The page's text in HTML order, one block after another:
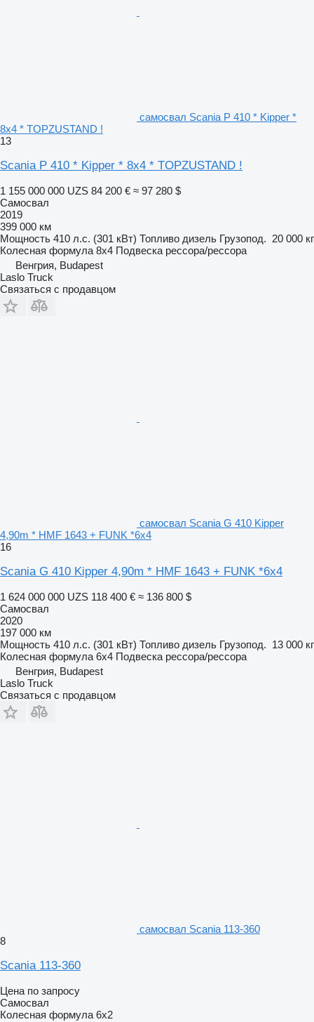
самосвал Scania P 410 * Kipper *
8x4 * TOPZUSTAND !
13
Scania P 410 * Kipper * 8x4 * TOPZUSTAND !
1 155 000 000 UZS 84 200 € ≈ 97 280 $
Самосвал
2019
399 000 км
Мощность 410 л.с. (301 кВт) Топливо дизель Грузопод. 20 000 кг
Колесная формула 8x4 Подвеска рессора/рессора
Венгрия, Budapest
Laslo Truck
Связаться с продавцом
самосвал Scania G 410 Kipper
4,90m * HMF 1643 + FUNK *6x4
16
Scania G 410 Kipper 4,90m * HMF 1643 + FUNK *6x4
1 624 000 000 UZS 118 400 € ≈ 136 800 $
Самосвал
2020
197 000 км
Мощность 410 л.с. (301 кВт) Топливо дизель Грузопод. 13 000 кг
Колесная формула 6x4 Подвеска рессора/рессора
Венгрия, Budapest
Laslo Truck
Связаться с продавцом
самосвал Scania 113-360
8
Scania 113-360
Цена по запросу
Самосвал
Колесная формула 6x2